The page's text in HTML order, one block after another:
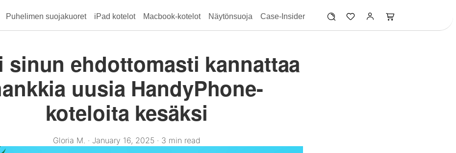
Puhelimen suojakuoret iPad kotelot Macbook-kotelot Näytönsuoja Case-Insider
sinun ehdottomasti kannattaa
uusia HandyPhone-
koteloita kesäksi
Gloria M. · January 16, 2025 · 3 min read